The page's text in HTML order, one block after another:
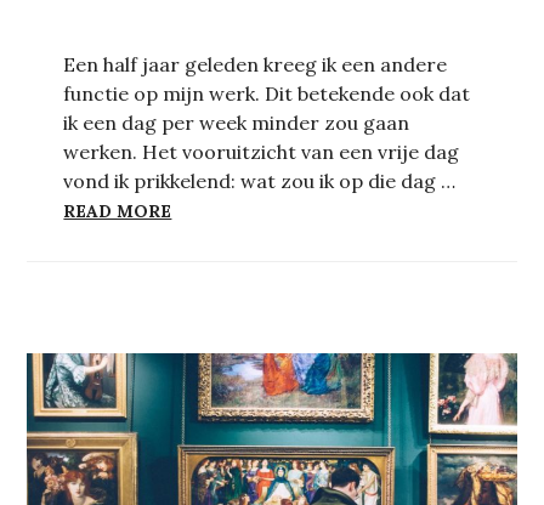
Een half jaar geleden kreeg ik een andere
functie op mijn werk. Dit betekende ook dat
ik een dag per week minder zou gaan
werken. Het vooruitzicht van een vrije dag
vond ik prikkelend: wat zou ik op die dag …
READ MORE